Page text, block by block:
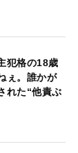
犯格の18歳
ぇ。誰かが
れた“他責ぶ